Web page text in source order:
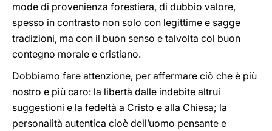
mode di provenienza forestiera, di dubbio valore,
spesso in contrasto non solo con legittime e sagge
tradizioni, ma con il buon senso e talvolta col buon
contegno morale e cristiano.
Dobbiamo fare attenzione, per affermare ciò che è più
nostro e più caro: la libertà dalle indebite altrui
suggestioni e la fedeltà a Cristo e alla Chiesa; la
personalità autentica cioè dell’uomo pensante e